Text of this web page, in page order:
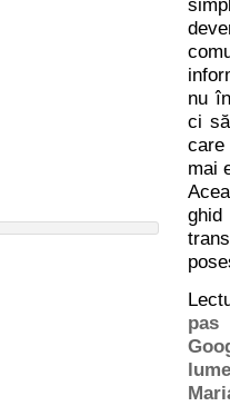
nu
ci
mai
ghid
pas